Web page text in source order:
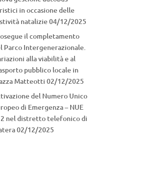
in occasione delle
natalizie04/12/2025
il completamento
Parco Intergenerazionale.
alla viabilità e al
pubblico locale in
Matteotti 02/12/2025
del Numero Unico
di Emergenza – NUE
nel distretto telefonico di
02/12/2025